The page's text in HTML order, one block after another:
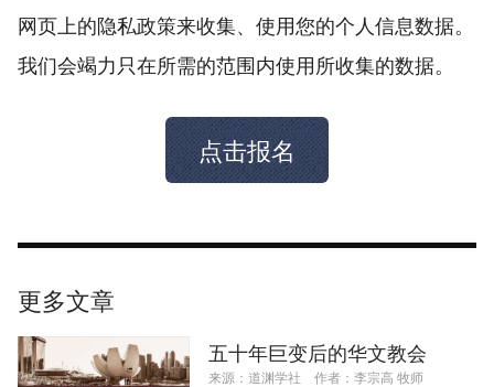
网页上的隐私政策来收集、使用您的个人信息数据。
我们会竭力只在所需的范围内使用所收集的数据。
点击报名
更多文章
五十年巨变后的华文教会
来源：道渊学社 作者：李宗高 牧师